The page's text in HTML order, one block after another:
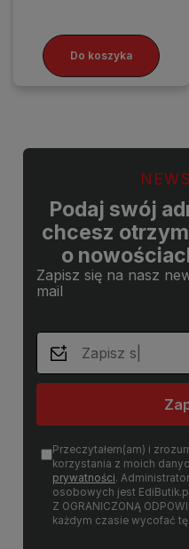
Do koszyka
Podaj swój
chcesz
o
Zapisz się na nasz
mail
Przeczytałem(am) i
korzystania z moich
prywatności.
osobowych jest EdiButik.pl
Z OGRANICZONĄ
każdym czasie wycofać